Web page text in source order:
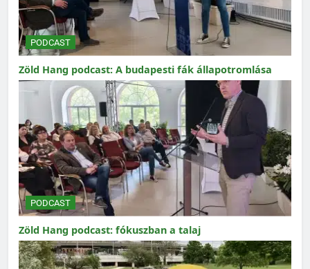
PODCAST
Zöld Hang podcast: A budapesti fák állapotromlása
PODCAST
Zöld Hang podcast: fókuszban a talaj